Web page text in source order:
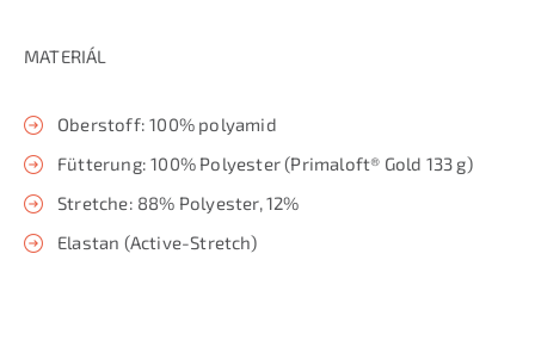
MATERIÁL
Oberstoff: 100% polyamid
Fütterung: 100% Polyester (Primaloft® Gold 133 g)
Stretche: 88% Polyester, 12%
Elastan (Active-Stretch)